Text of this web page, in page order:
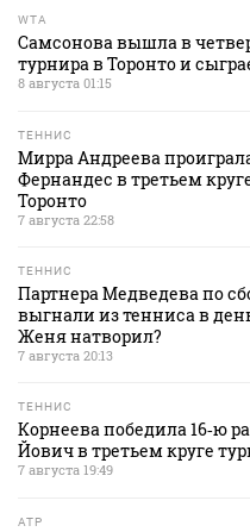
WTA
Самсонова вышла в
турнира в Торонто и
8 августа 01:15
ТЕННИС
Мирра Андреева
Фернандес в третьем
Торонто
7 августа 22:58
ТЕННИС
Партнера Медведева по
выгнали из тенниса в
Женя натворил?
7 августа 20:13
ТЕННИС
Корнеева победила 16‑ю
Йович в третьем круге
7 августа 19:49
ATP